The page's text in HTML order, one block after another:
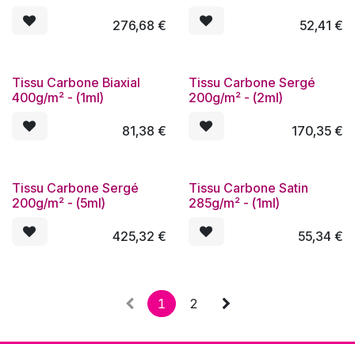
276,68 € 52,41 €
Tissu Carbone Biaxial
400g/m² - (1ml)
81,38 €
Tissu Carbone Sergé
200g/m² - (2ml)
170,35€
Tissu Carbone Sergé
200g/m² - (5ml)
425,32 €
Tissu Carbone Satin
285g/m² - (1ml)
55,34 €
1 2